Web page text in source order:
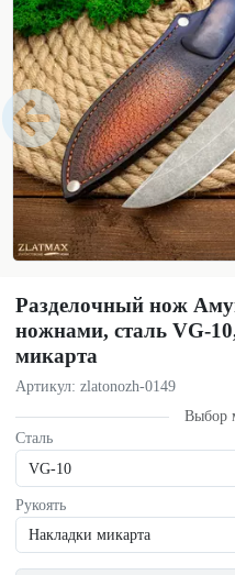
Разделочный нож
ножнами, сталь VG-
микарта
Артикул: zlatonozh-0149
Выбор
Сталь
Рукоять